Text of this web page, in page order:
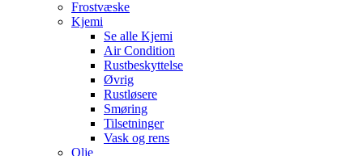
Frostvæske
Kjemi
Se alle Kjemi
Air Condition
Rustbeskyttelse
Øvrig
Rustløsere
Smøring
Tilsetninger
Vask og rens
Olje